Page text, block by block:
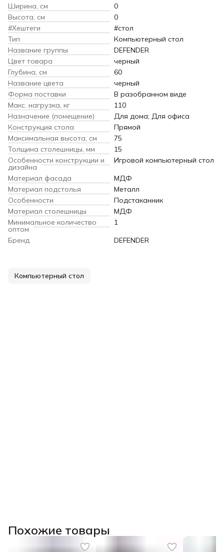
Ширина, см
0
Высота, см
0
#Хештеги
#стол
Тип
Компьютерный стол
Название группы
DEFENDER
Цвет товара
черный
Глубина, см
60
Название цвета
черный
Форма поставки
В разобранном виде
Макс. нагрузка, кг
110
Назначение (помещение)
Для дома; Для офиса
Конструкция стола
Прямой
Максимальная высота, см
75
Толщина столешницы, мм
15
Особенности конструкции и
дизайна
Игровой компьютерный стол
Материал фасада
МДФ
Материал подстолья
Металл
Особенности
Подстаканник
Материал столешницы
МДФ
Минимальное количество
оптом
1
Бренд
DEFENDER
Компьютерный стол
Похожие товары